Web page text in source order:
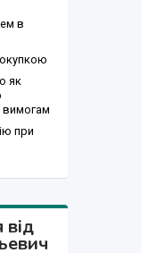
в
як
вимогам
при
від